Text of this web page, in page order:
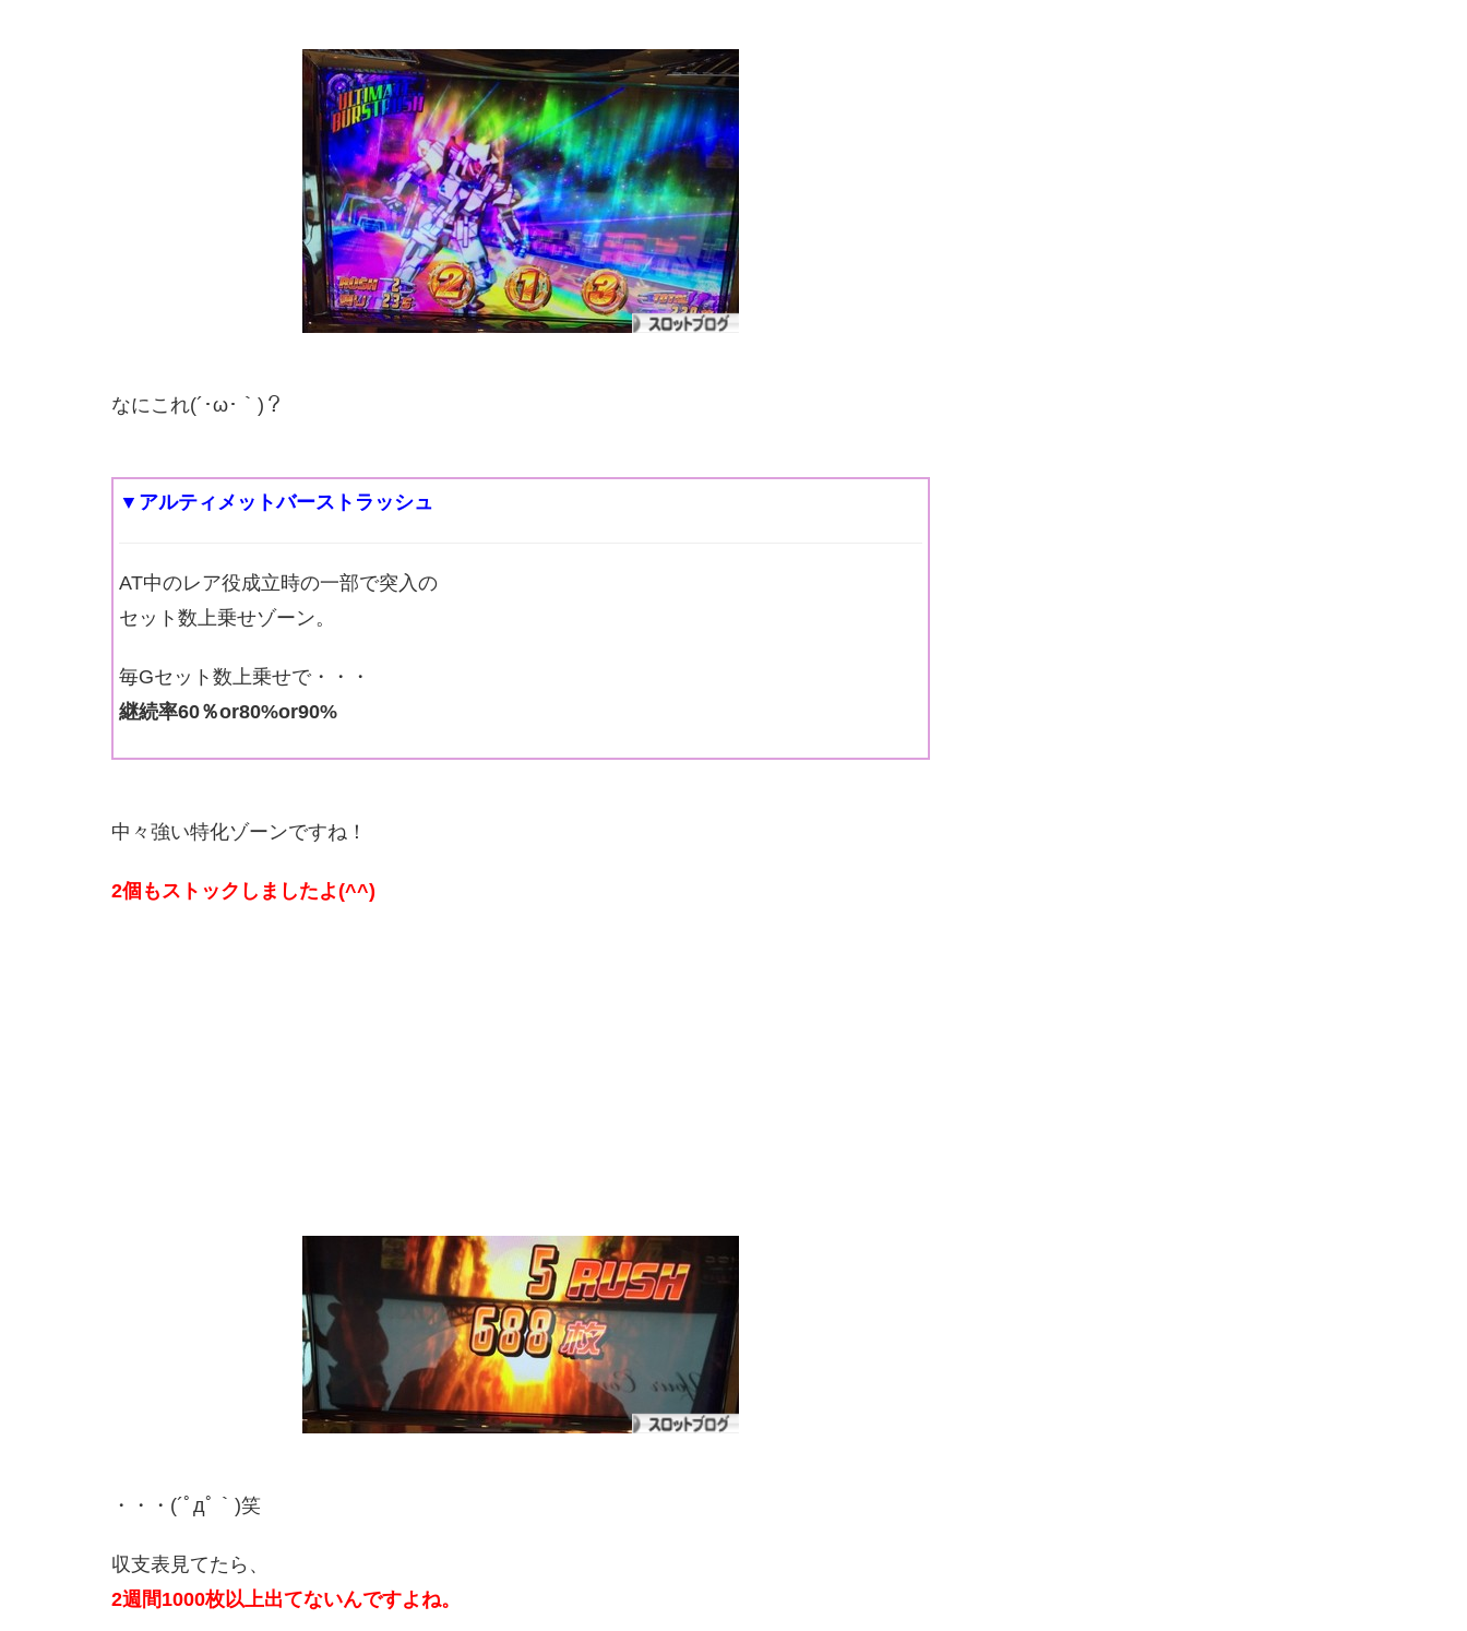
なにこれ(´･ω･｀)？
▼アルティメットバーストラッシュ
AT中のレア役成立時の一部で突入の
セット数上乗せゾーン。
毎Gセット数上乗せで・・・
継続率60％or80%or90%
中々強い特化ゾーンですね！
2個もストックしましたよ(^^)
・・・(´ﾟдﾟ｀)笑
収支表見てたら、
2週間1000枚以上出てないんですよね。